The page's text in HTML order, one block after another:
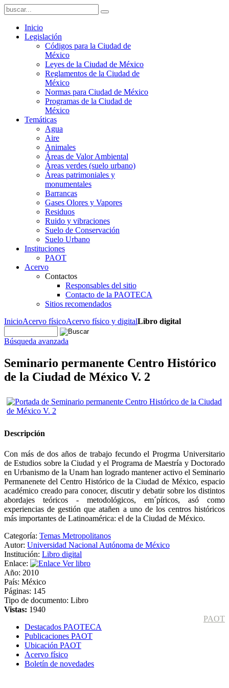
Inicio
Legislación
Códigos para la Ciudad de
México
Leyes de la Ciudad de México
Reglamentos de la Ciudad de
México
Normas para Ciudad de México
Programas de la Ciudad de
México
Temáticas
Agua
Aire
Animales
Áreas de Valor Ambiental
Áreas verdes (suelo urbano)
Áreas patrimoniales y
monumentales
Barrancas
Gases Olores y Vapores
Residuos
Ruido y vibraciones
Suelo de Conservación
Suelo Urbano
Instituciones
PAOT
Acervo
Contactos
Responsables del sitio
Contacto de la PAOTECA
Sitios recomendados
InicioAcervo físicoAcervo físico y digitalLibro digital
Búsqueda avanzada
Seminario permanente Centro Histórico
de la Ciudad de México V. 2
Descripción
Con más de dos años de trabajo fecundo el Progrma Universitario
de Estudios sobre la Ciudad y el Programa de Maestría y Doctorado
en Urbanismo de la Unam han logrado mantener activo el Seminario
Permanenete del Centro Histórico de la Ciudad de México, espacio
académico creado para conocer, discutir y debatir sobre los distintos
abordajes teóricos - metodológicos, em´píricos, asó como
experiencias de gestión que atañen a uno de los centros históricos
más importantes de Latinoamérica: el de la Ciudad de México.
Categoría: Temas Metropolitanos
Autor: Universidad Nacional Autónoma de México
Institución: Libro digital
Enlace:
Ver libro
Año: 2010
País: México
Páginas: 145
Tipo de documento: Libro
Vistas: 1940
PAOT
Destacados PAOTECA
Publicaciones PAOT
Ubicación PAOT
Acervo físico
Boletín de novedades